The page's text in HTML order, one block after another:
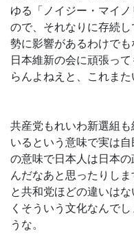
ゆる「ノイジー・マイ
ので、それなりに存続
勢に影響があるわけで
日本維新の会に頑張っ
らんよねえと、これまた
共産党もれいわ新選組
いるという意味で実は
の意味で日本人は日本
んだなあと思ったりし
と共和党ほどの違いは
くそういう文化なんで
うな。